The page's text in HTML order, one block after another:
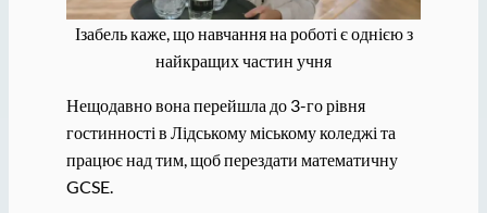
Ізабель каже, що навчання на роботі є однією з
найкращих частин учня
Нещодавно вона перейшла до 3-го рівня
гостинності в Лідському міському коледжі та
працює над тим, щоб перездати математичну
GCSE.